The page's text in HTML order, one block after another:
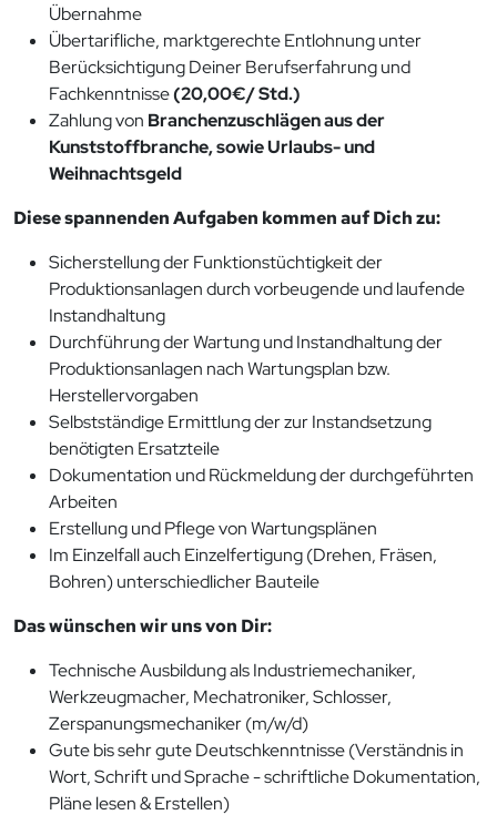
Übernahme
Übertarifliche, marktgerechte Entlohnung unter
Berücksichtigung Deiner Berufserfahrung und
Fachkenntnisse(20,00€/ Std.)
Zahlung von Branchenzuschlägen aus der
Kunststoffbranche, sowie Urlaubs- und
Weihnachtsgeld
Diese spannenden Aufgaben kommen auf Dich zu:
Sicherstellung der Funktionstüchtigkeit der
Produktionsanlagen durch vorbeugende und laufende
Instandhaltung
Durchführung der Wartung und Instandhaltung der
Produktionsanlagen nach Wartungsplan bzw.
Herstellervorgaben
Selbstständige Ermittlung der zur Instandsetzung
benötigten Ersatzteile
Dokumentation und Rückmeldung der durchgeführten
Arbeiten
Erstellung und Pflege von Wartungsplänen
Im Einzelfall auch Einzelfertigung (Drehen, Fräsen,
Bohren) unterschiedlicher Bauteile
Das wünschen wir uns von Dir:
Technische Ausbildung als Industriemechaniker,
Werkzeugmacher, Mechatroniker, Schlosser,
Zerspanungsmechaniker (m/w/d)
Gute bis sehr gute Deutschkenntnisse (Verständnis in
Wort, Schrift und Sprache - schriftliche Dokumentation,
Pläne lesen & Erstellen)